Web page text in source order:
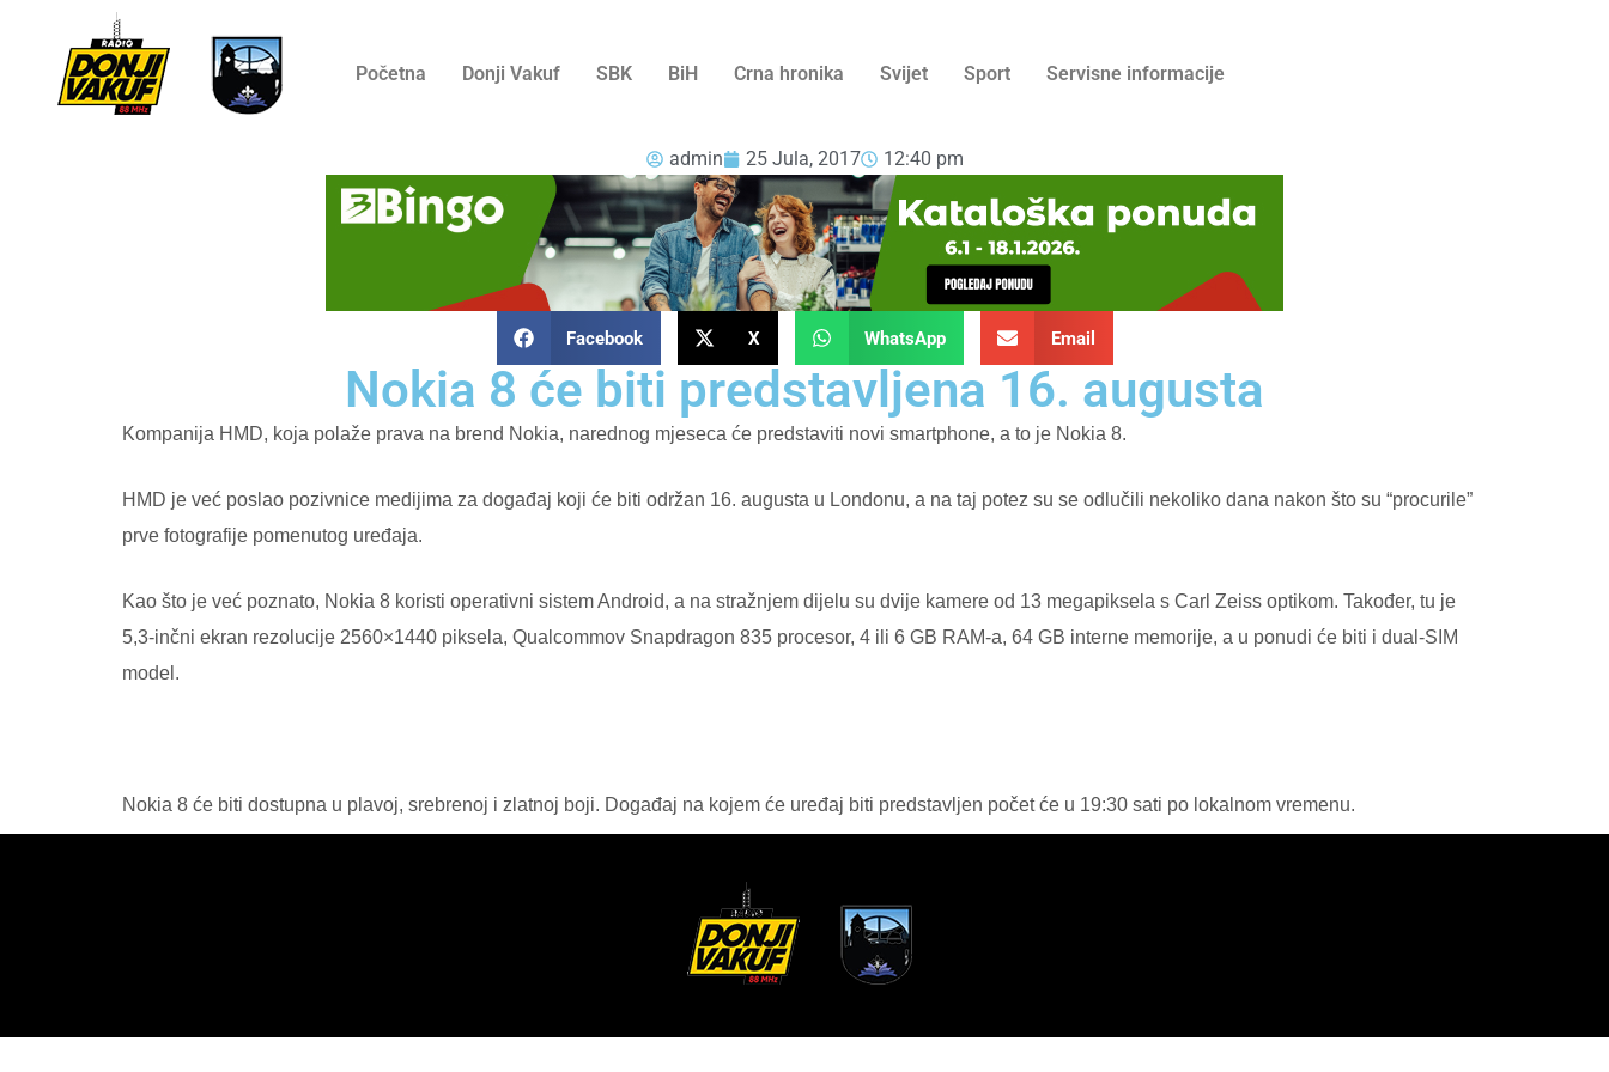
Početna Donji Vakuf SBK BiH Crna hronika Svijet Sport Servisne informacije
admin 25 Jula, 2017 12:40 pm
Facebook X WhatsApp Email
Nokia 8 će biti predstavljena 16. augusta
Kompanija HMD, koja polaže prava na brend Nokia, narednog mjeseca će predstaviti novi smartphone, a to je Nokia 8.
HMD je već poslao pozivnice medijima za događaj koji će biti održan 16. augusta u Londonu, a na taj potez su se odlučili nekoliko dana nakon što su “procurile”
prve fotografije pomenutog uređaja.
Kao što je već poznato, Nokia 8 koristi operativni sistem Android, a na stražnjem dijelu su dvije kamere od 13 megapiksela s Carl Zeiss optikom. Također, tu je
5,3-inčni ekran rezolucije 2560×1440 piksela, Qualcommov Snapdragon 835 procesor, 4 ili 6 GB RAM-a, 64 GB interne memorije, a u ponudi će biti i dual-SIM
model.
Nokia 8 će biti dostupna u plavoj, srebrenoj i zlatnoj boji. Događaj na kojem će uređaj biti predstavljen počet će u 19:30 sati po lokalnom vremenu.